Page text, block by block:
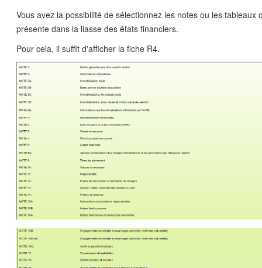
Vous avez la possibilité de sélectionnez les notes ou les tableaux
présente dans la liasse des états financiers.
Pour cela, il suffit d'afficher la fiche R4.